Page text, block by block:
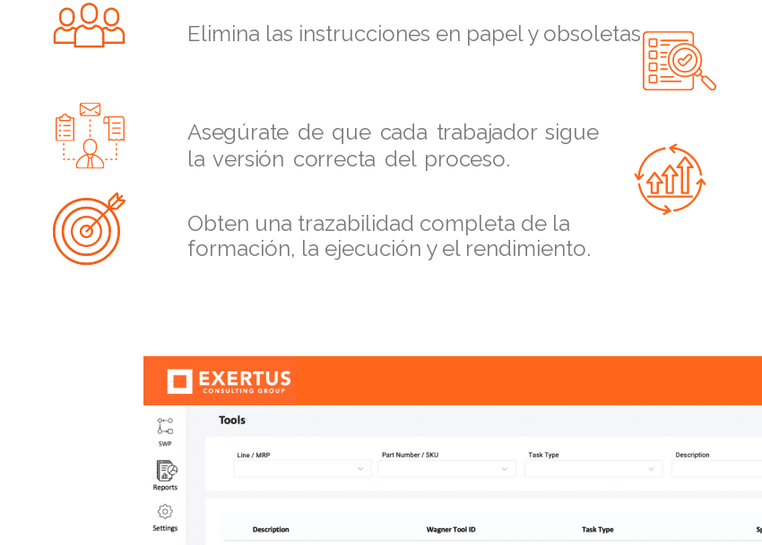
Obten una trazabilidad completa de la
formación, la ejecución y el rendimiento.
Asegúrate de que cada trabajador sigue
la versión correcta del proceso.
Elimina las instrucciones en papel y obsoletas